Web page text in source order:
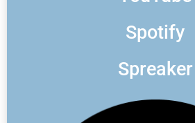
Spotify
Spreaker